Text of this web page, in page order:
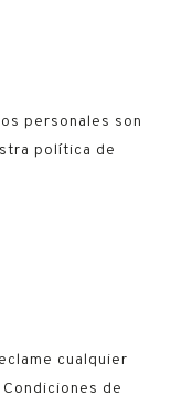
personales son
política de
cualquier
de